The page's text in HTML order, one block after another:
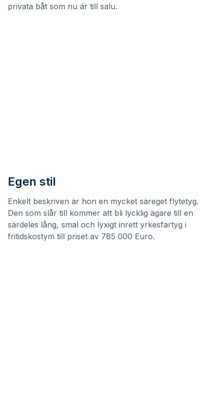
privata båt som nu är till salu.
Egen stil
Enkelt beskriven är hon en mycket säreget flytetyg.
Den som slår till kommer att bli lycklig ägare till en
särdeles lång, smal och lyxigt inrett yrkesfartyg i
fritidskostym till priset av 785 000 Euro.